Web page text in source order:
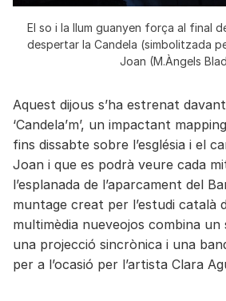
El so i la llum guanyen força al final
despertar la Candela (simbolitzada
Joan (M.Àngels
Aquest dijous s’ha estrenat
‘Candela’m’, un impactant
fins dissabte sobre l’església i el
Joan i que es podrà veure cada
l’esplanada de l’aparcament del
muntage creat per l’estudi català
multimèdia nueveojos combina un
una projecció sincrònica i una
per a l’ocasió per l’artista Clara